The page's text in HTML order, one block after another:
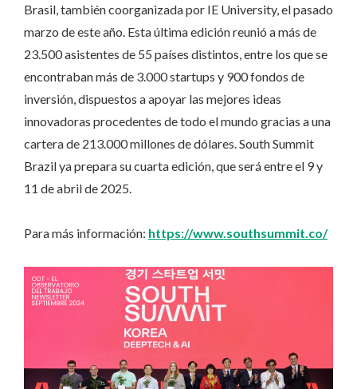
Brasil, también coorganizada por IE University, el pasado
marzo de este año. Esta última edición reunió a más de
23.500 asistentes de 55 países distintos, entre los que se
encontraban más de 3.000 startups y 900 fondos de
inversión, dispuestos a apoyar las mejores ideas
innovadoras procedentes de todo el mundo gracias a una
cartera de 213.000 millones de dólares. South Summit
Brazil ya prepara su cuarta edición, que será entre el 9 y
11 de abril de 2025.
Para más información: https://www.southsummit.co/